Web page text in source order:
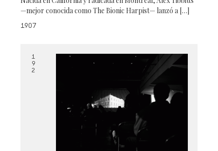
—mejor conocida como The Bionic Harpist— lanzó a […]
1907
1
9
2